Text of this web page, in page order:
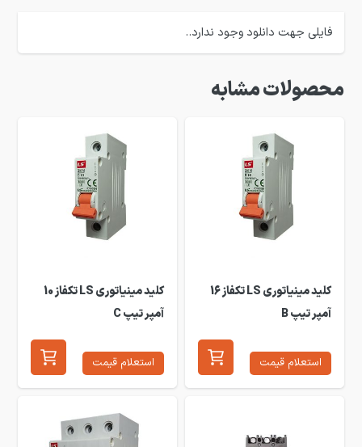
فایلی جهت دانلود وجود ندارد..
محصولات مشابه
کلید مینیاتوری LS تکفاز 16
آمپر تیپ B
استعلام قیمت
کلید مینیاتوری LS تکفاز 10
آمپر تیپ C
استعلام قیمت